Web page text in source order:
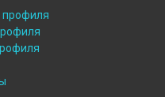
профиля